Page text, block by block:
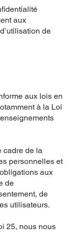
aux
de
aux lois en
à la Loi
cadre de la
personnelles et
aux
de
de
utilisateurs.
25, nous nous